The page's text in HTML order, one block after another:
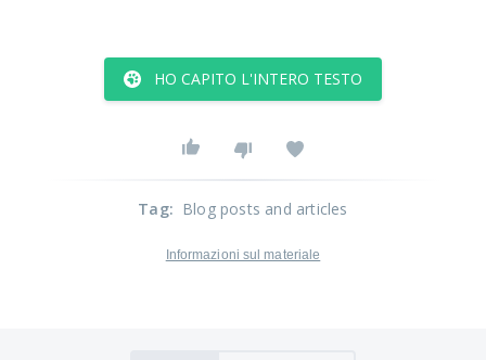
HO CAPITO L'INTERO TESTO
Tag: Blog posts and articles
Informazioni sul materiale